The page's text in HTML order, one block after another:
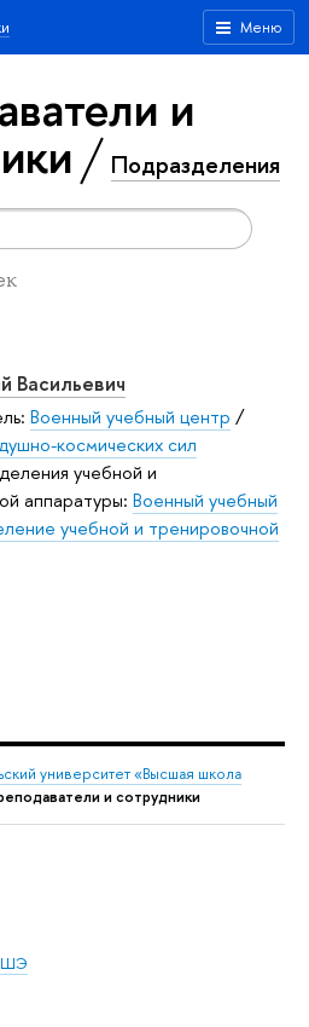
Меню
и
Подразделения
Васильевич
Военный учебный центр /
космических сил
учебной и
аппаратуры: Военный учебный
учебной и тренировочной
университет «Высшая школа
и сотрудники